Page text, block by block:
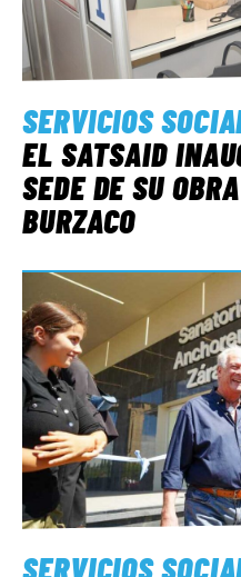
SERVICIOS
EL SATSAID
SEDE DE SU
BURZACO
SERVICIOS